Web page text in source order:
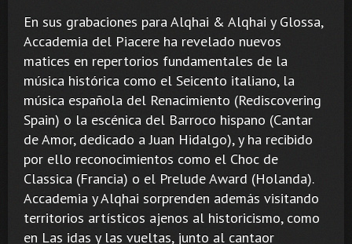
En sus grabaciones para Alqhai & Alqhai y Glossa,
Accademia del Piacere ha revelado nuevos
matices en repertorios fundamentales de la
música histórica como el Seicento italiano, la
música española del Renacimiento (Rediscovering
Spain) o la escénica del Barroco hispano (Cantar
de Amor, dedicado a Juan Hidalgo), y ha recibido
por ello reconocimientos como el Choc de
Classica (Francia) o el Prelude Award (Holanda).
Accademia y Alqhai sorprenden además visitando
territorios artísticos ajenos al historicismo, como
en Las idas y las vueltas, junto al cantaor